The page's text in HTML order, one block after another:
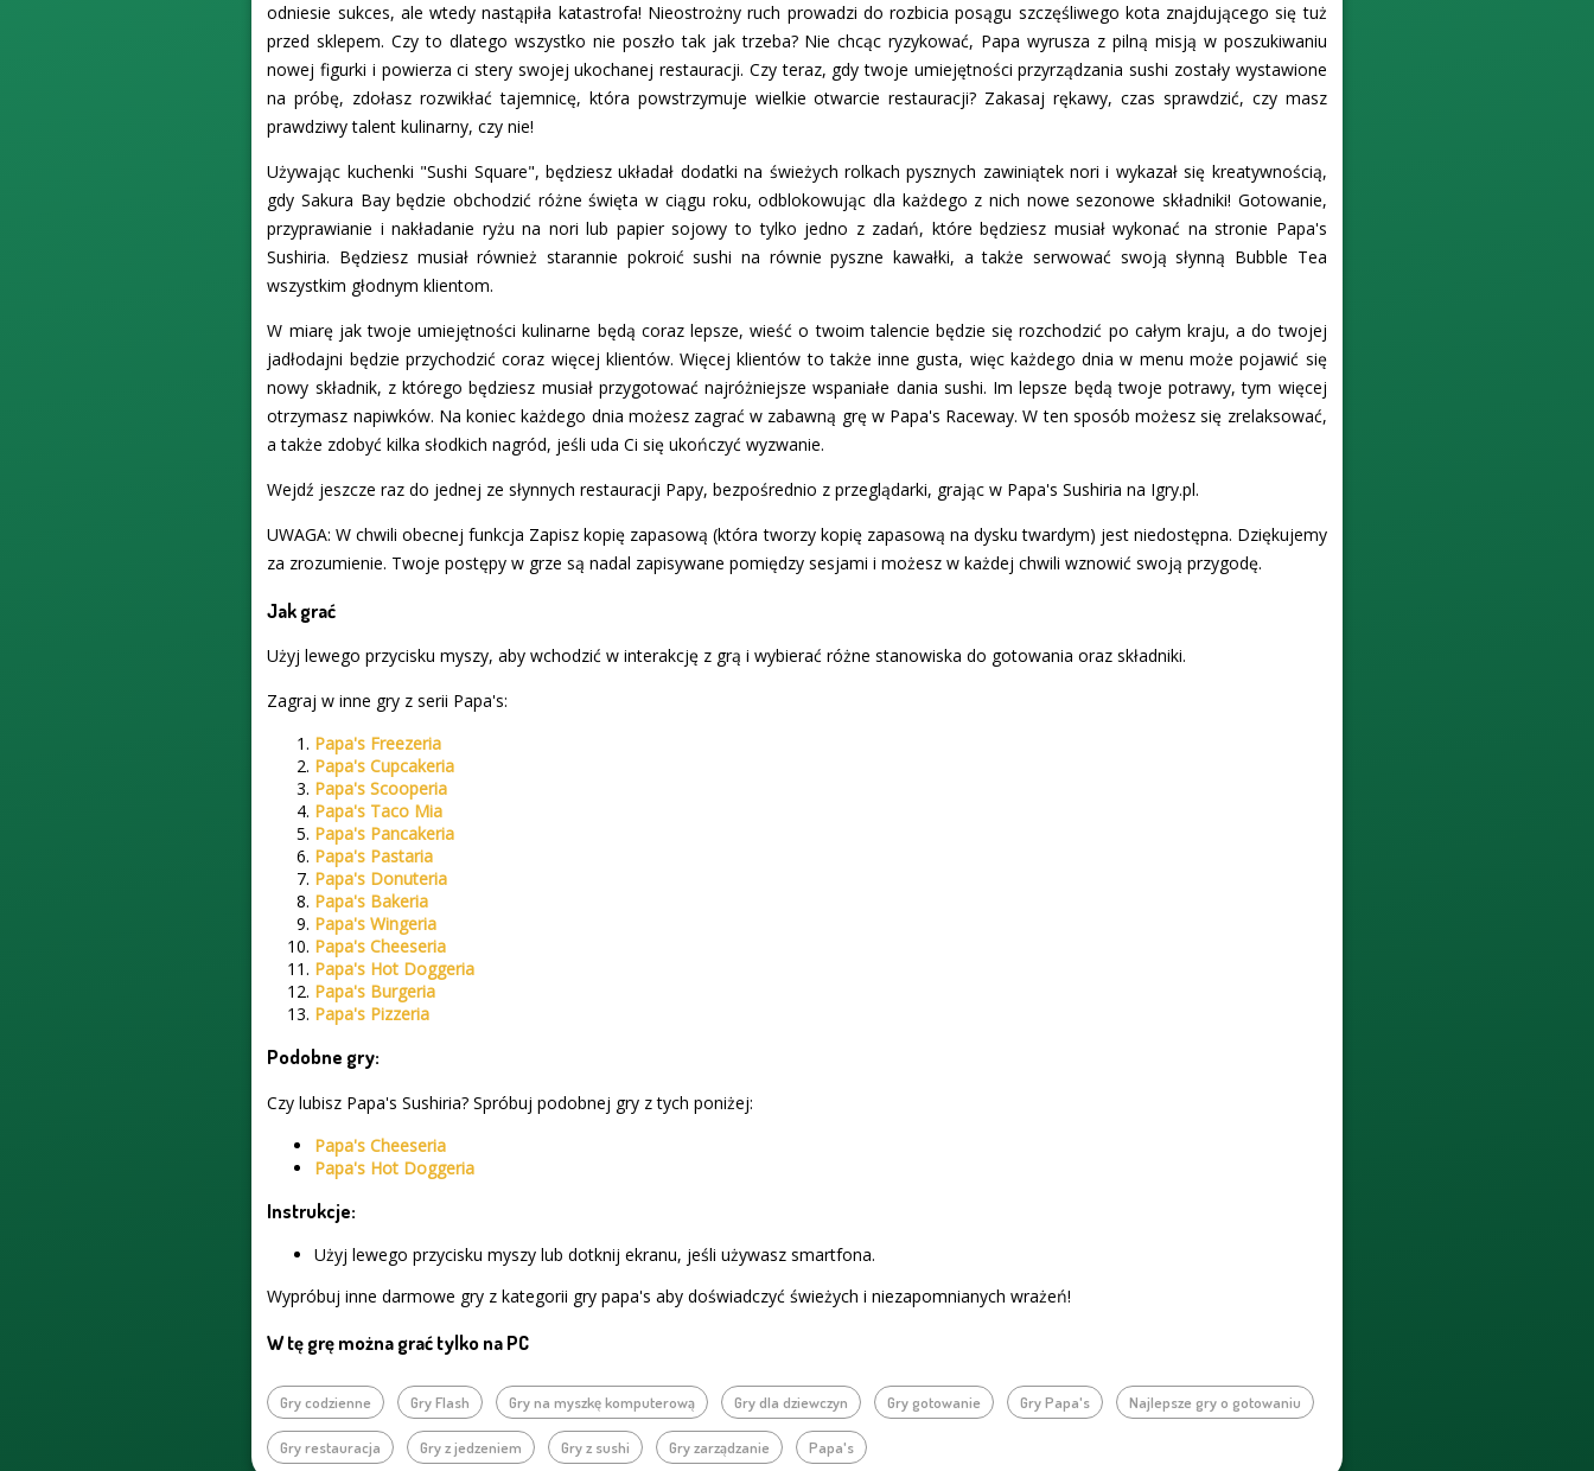
odniesie sukces, ale wtedy nastąpiła katastrofa! Nieostrożny ruch prowadzi do rozbicia posągu szczęśliwego kota znajdującego się tuż
przed sklepem. Czy to dlatego wszystko nie poszło tak jak trzeba? Nie chcąc ryzykować, Papa wyrusza z pilną misją w poszukiwaniu
nowej figurki i powierza ci stery swojej ukochanej restauracji. Czy teraz, gdy twoje umiejętności przyrządzania sushi zostały wystawione
na próbę, zdołasz rozwikłać tajemnicę, która powstrzymuje wielkie otwarcie restauracji? Zakasaj rękawy, czas sprawdzić, czy masz
prawdziwy talent kulinarny, czy nie!
Używając kuchenki "Sushi Square", będziesz układał dodatki na świeżych rolkach pysznych zawiniątek nori i wykazał się kreatywnością,
gdy Sakura Bay będzie obchodzić różne święta w ciągu roku, odblokowując dla każdego z nich nowe sezonowe składniki! Gotowanie,
przyprawianie i nakładanie ryżu na nori lub papier sojowy to tylko jedno z zadań, które będziesz musiał wykonać na stronie Papa's
Sushiria. Będziesz musiał również starannie pokroić sushi na równie pyszne kawałki, a także serwować swoją słynną Bubble Tea
wszystkim głodnym klientom.
W miarę jak twoje umiejętności kulinarne będą coraz lepsze, wieść o twoim talencie będzie się rozchodzić po całym kraju, a do twojej
jadłodajni będzie przychodzić coraz więcej klientów. Więcej klientów to także inne gusta, więc każdego dnia w menu może pojawić się
nowy składnik, z którego będziesz musiał przygotować najróżniejsze wspaniałe dania sushi. Im lepsze będą twoje potrawy, tym więcej
otrzymasz napiwków. Na koniec każdego dnia możesz zagrać w zabawną grę w Papa's Raceway. W ten sposób możesz się zrelaksować,
a także zdobyć kilka słodkich nagród, jeśli uda Ci się ukończyć wyzwanie.
Wejdź jeszcze raz do jednej ze słynnych restauracji Papy, bezpośrednio z przeglądarki, grając w Papa's Sushiria na Igry.pl.
UWAGA: W chwili obecnej funkcja Zapisz kopię zapasową (która tworzy kopię zapasową na dysku twardym) jest niedostępna. Dziękujemy
za zrozumienie. Twoje postępy w grze są nadal zapisywane pomiędzy sesjami i możesz w każdej chwili wznowić swoją przygodę.
Jak grać
Użyj lewego przycisku myszy, aby wchodzić w interakcję z grą i wybierać różne stanowiska do gotowania oraz składniki.
Zagraj w inne gry z serii Papa's:
Papa's Freezeria
Papa's Cupcakeria
Papa's Scooperia
Papa's Taco Mia
Papa's Pancakeria
Papa's Pastaria
Papa's Donuteria
Papa's Bakeria
Papa's Wingeria
Papa's Cheeseria
Papa's Hot Doggeria
Papa's Burgeria
Papa's Pizzeria
Podobne gry:
Czy lubisz Papa's Sushiria? Spróbuj podobnej gry z tych poniżej:
Papa's Cheeseria
Papa's Hot Doggeria
Instrukcje:
Użyj lewego przycisku myszy lub dotknij ekranu, jeśli używasz smartfona.
Wypróbuj inne darmowe gry z kategorii gry papa's aby doświadczyć świeżych i niezapomnianych wrażeń!
W tę grę można grać tylko na PC
Gry codzienne Gry Flash Gry na myszkę komputerową Gry dla dziewczyn Gry gotowanie Gry Papa's Najlepsze gry o gotowaniu
Gry restauracja Gry z jedzeniem Gry z sushi Gry zarządzanie Papa's